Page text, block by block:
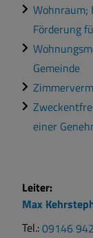
Wohnraum;
Förderung
Gemeinde
einer
Leiter:
Max
Tel.:09146